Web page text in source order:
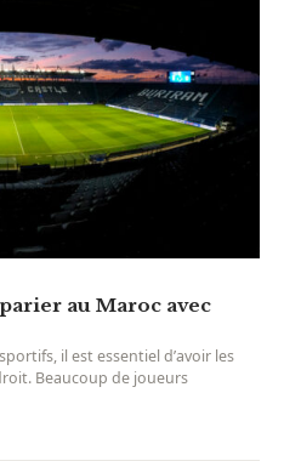
au Maroc avec
il est essentiel d’avoir les
Beaucoup de joueurs